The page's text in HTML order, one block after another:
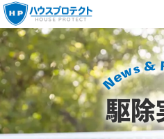
駆除